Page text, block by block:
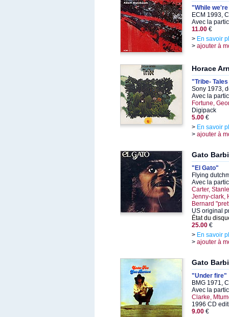
"While
ECM 1993,
Avec la
11.00 €
> En savoir
> ajouter à
Horace
"Tribe-
Sony 1973,
Avec la
Fortune,
Digipack
5.00 €
> En savoir
> ajouter à
Gato
"El Gato"
Flying
Avec la
Carter,
Jenny-clark,
Bernard
US original
État du
25.00 €
> En savoir
> ajouter à
Gato
"Under fire"
BMG 1971,
Avec la
Clarke,
1996 CD
9.00 €